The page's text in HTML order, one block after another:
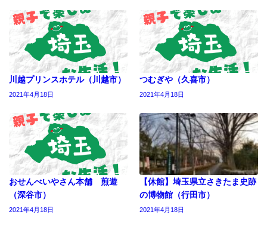
川越プリンスホテル（川越市）
2021年4月18日
つむぎや（久喜市）
2021年4月18日
おせんべいやさん本舗 煎遊
（深谷市）
2021年4月18日
【休館】埼玉県立さきたま史跡
の博物館（行田市）
2021年4月18日